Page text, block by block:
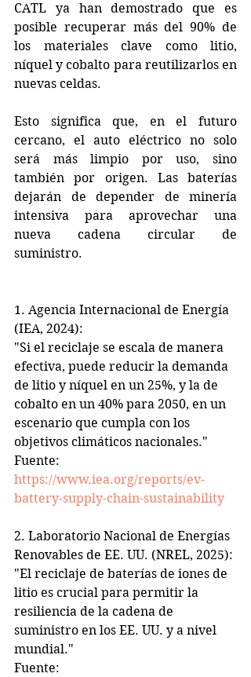
CATL ya han demostrado que es
posible recuperar más del 90% de
los materiales clave como litio,
níquel y cobalto para reutilizarlos en
nuevas celdas.
Esto significa que, en el futuro
cercano, el auto eléctrico no solo
será más limpio por uso, sino
también por origen. Las baterías
dejarán de depender de minería
intensiva para aprovechar una
nueva cadena circular de
suministro.
1. Agencia Internacional de Energía
(IEA, 2024):
"Si el reciclaje se escala de manera
efectiva, puede reducir la demanda
de litio y níquel en un 25%, y la de
cobalto en un 40% para 2050, en un
escenario que cumpla con los
objetivos climáticos nacionales."
Fuente:
https://www.iea.org/reports/ev-
battery-supply-chain-sustainability
2. Laboratorio Nacional de Energías
Renovables de EE. UU. (NREL, 2025):
"El reciclaje de baterías de iones de
litio es crucial para permitir la
resiliencia de la cadena de
suministro en los EE. UU. y a nivel
mundial."
Fuente: